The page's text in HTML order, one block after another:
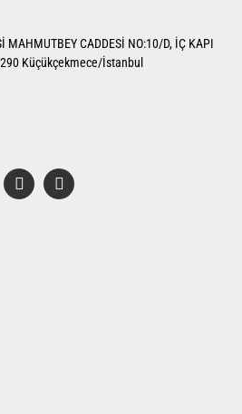
bilgiler bulunuyor.
olmalı.
MAHMUTBEY CADDESİ NO:10/D, İÇ KAPI
Küçükçekmece/İstanbul